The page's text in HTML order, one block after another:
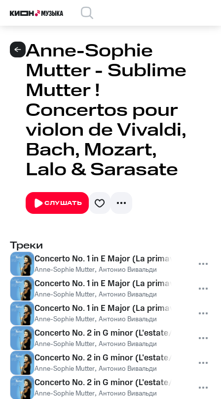
Anne-Sophie
Mutter - Sublime
Mutter !
Concertos pour
violon de Vivaldi,
Bach, Mozart,
Lalo & Sarasate
СЛУШАТЬ
Треки
Concerto No. 1 in E Major (La primavera/
Anne-Sophie Mutter, Антонио Вивальди
Concerto No. 1 in E Major (La primavera/
Anne-Sophie Mutter, Антонио Вивальди
Concerto No. 1 in E Major (La primavera/
Anne-Sophie Mutter, Антонио Вивальди
Concerto No. 2 in G minor (L'estate/ Summer)
Anne-Sophie Mutter, Антонио Вивальди
Concerto No. 2 in G minor (L'estate/ Summer)
Anne-Sophie Mutter, Антонио Вивальди
Concerto No. 2 in G minor (L'estate/ Summer)
Anne-Sophie Mutter, Антонио Вивальди